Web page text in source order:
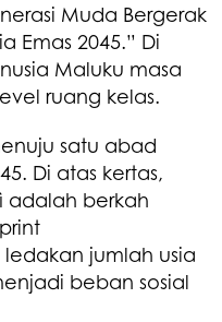
Muda Bergerak
Emas 2045.” Di
Maluku masa
ruang kelas.
satu abad
Di atas kertas,
adalah berkah
jumlah usia
beban sosial